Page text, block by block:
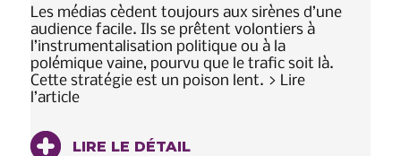
Les médias cèdent toujours aux sirènes d’une
audience facile. Ils se prêtent volontiers à
l’instrumentalisation politique ou à la
polémique vaine, pourvu que le trafic soit là.
Cette stratégie est un poison lent. > Lire
l’article
LIRE LE DÉTAIL